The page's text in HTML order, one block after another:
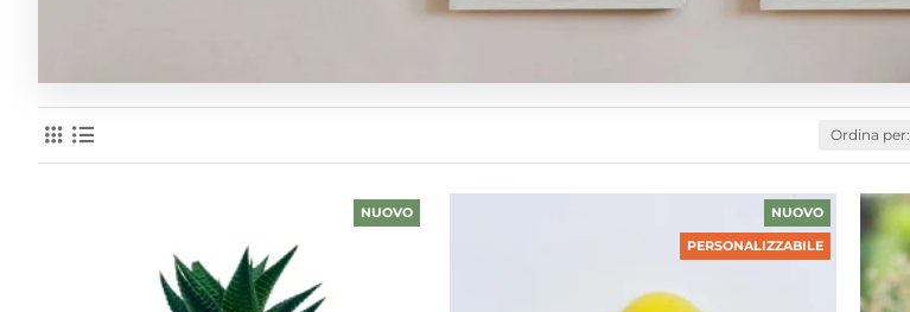
Ordina per:
NUOVO
NUOVO
PERSONALIZZABILE